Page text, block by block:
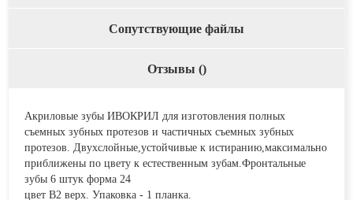
Сопутствующие файлы
Отзывы ()
Акриловые зубы ИВОКРИЛ для изготовления полных
съемных зубных протезов и частичных съемных зубных
протезов. Двухслойные,устойчивые к истиранию,максимально
приближены по цвету к естественным зубам.Фронтальные
зубы 6 штук форма 24
цвет В2 верх. Упаковка - 1 планка.